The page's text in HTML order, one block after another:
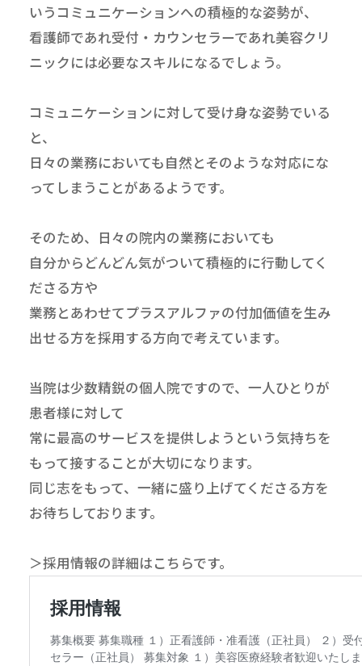
いうコミュニケーションへの積極的な姿勢が、
看護師であれ受付・カウンセラーであれ美容クリ
ニックには必要なスキルになるでしょう。
コミュニケーションに対して受け身な姿勢でいる
と、
日々の業務においても自然とそのような対応にな
ってしまうことがあるようです。
そのため、日々の院内の業務においても
自分からどんどん気がついて積極的に行動してく
ださる方や
業務とあわせてプラスアルファの付加価値を生み
出せる方を採用する方向で考えています。
当院は少数精鋭の個人院ですので、一人ひとりが
患者様に対して
常に最高のサービスを提供しようという気持ちを
もって接することが大切になります。
同じ志をもって、一緒に盛り上げてくださる方を
お待ちしております。
＞採用情報の詳細はこちらです。